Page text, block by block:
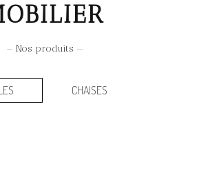
— Nos produits —
CHAISES